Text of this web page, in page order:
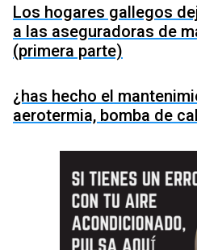
Los hogares gallegos
a las aseguradoras de
(primera parte)
¿has hecho el
aerotermia, bomba de